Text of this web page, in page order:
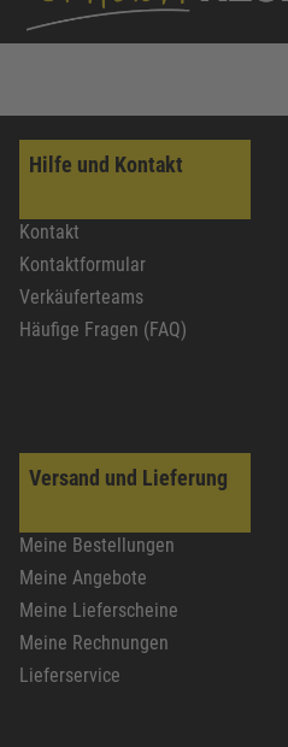
Hilfe und Kontakt
Kontakt
Kontaktformular
Verkäuferteams
Häufige Fragen (FAQ)
Versand und Lieferung
Meine Bestellungen
Meine Angebote
Meine Lieferscheine
Meine Rechnungen
Lieferservice